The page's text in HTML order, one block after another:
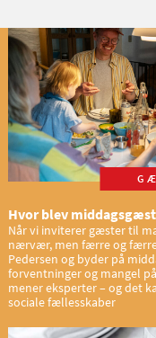
Hvor blev
Når vi inviterer gæster til
nærvær, men færre og færre
Pedersen og byder på
forventninger og mangel
mener eksperter – og det
sociale fællesskaber